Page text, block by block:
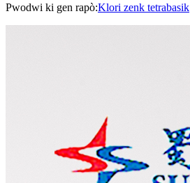
Pwodwi ki gen rapò:Klori zenk tetrabasik